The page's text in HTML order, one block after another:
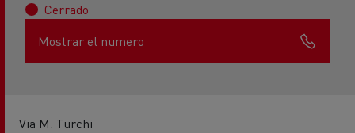
Cerrado
Mostrar el numero
Via M. Turchi